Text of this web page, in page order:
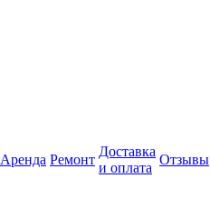
Аренда Ремонт
Доставка
и оплата
Отзывы